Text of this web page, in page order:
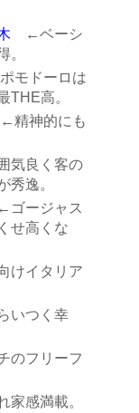
←ベーシ
。
ドーロは
THE高。
神的にも
良く客の
秀逸。
ージャス
せ高くな
イタリア
いつく幸
フリーフ
感満載。